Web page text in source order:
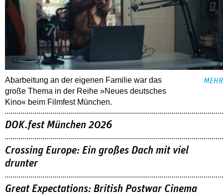
Abarbeitung an der eigenen Familie war das
große Thema in der Reihe »Neues deutsches
Kino« beim Filmfest München.
MEHR
DOK.fest München 2026
Crossing Europe: Ein großes Dach mit viel
drunter
Great Expectations: British Postwar Cinema